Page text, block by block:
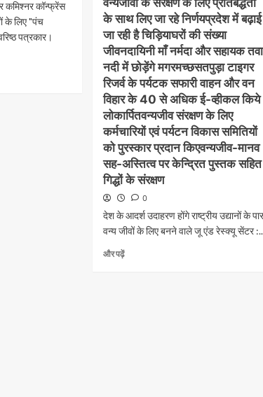
कमिश्नर कॉन्फ्रेंस
के लिए "पंच
पत्रकार।
वन्यजीवों के संरक्षण के लिए प्रतिबद्धता
के साथ लिए जा रहे निर्णयप्रदेश में बढ़ाई
जा रही है चिड़ियाघरों की संख्या
जीवनदायिनी माँ नर्मदा और सहायक तवा
नदी में छोड़ेंगे मगरमच्छसतपुड़ा टाइगर
रिजर्व के पर्यटक सफारी वाहन और वन
विहार के 40 से अधिक ई-व्हीकल किये
लोकार्पितवन्यजीव संरक्षण के लिए
कर्मचारियों एवं पर्यटन विकास समितियों
को पुरस्कार प्रदान किएवन्यजीव-मानव
सह-अस्तित्व पर केन्द्रित पुस्तक सहित
गिद्धों के संरक्षण
0
देश के आदर्श उदाहरण होंगे राष्ट्रीय उद्यानों के
वन्य जीवों के लिए बनने वाले जू एंड रेस्क्यू सेंटर
और पढ़ें